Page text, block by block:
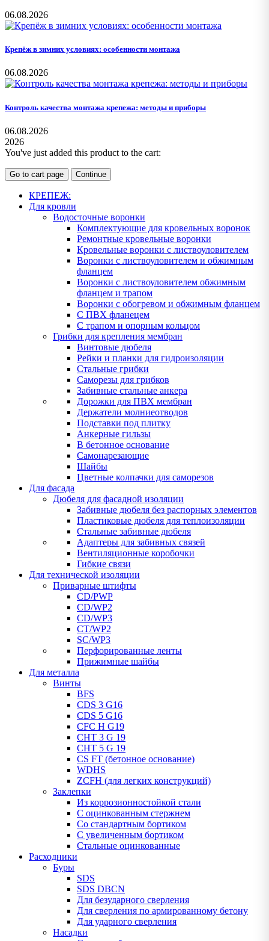
06.08.2026
Крепёж в зимних условиях: особенности монтажа
06.08.2026
Контроль качества монтажа крепежа: методы и приборы
06.08.2026
2026
You've just added this product to the cart:
Go to cart page Continue
КРЕПЕЖ:
Для кровли
Водосточные воронки
Комплектующие для кровельных воронок
Ремонтные кровельные воронки
Кровельные воронки с листвоуловителем
Воронки с листвоуловителем и обжимным
фланцем
Воронки с листвоуловителем обжимным
фланцем и трапом
Воронки с обогревом и обжимным фланцем
С ПВХ фланецем
С трапом и опорным кольцом
Грибки для крепления мембран
Винтовые дюбеля
Рейки и планки для гидроизоляции
Стальные грибки
Саморезы для грибков
Забивные стальные анкера
Дорожки для ПВХ мембран
Держатели молниеотводов
Подставки под плитку
Анкерные гильзы
В бетонное основание
Самонарезающие
Шайбы
Цветные колпачки для саморезов
Для фасада
Дюбеля для фасадной изоляции
Забивные дюбеля без распорных элементов
Пластиковые дюбеля для теплоизоляции
Стальные забивные дюбеля
Адаптеры для забивных связей
Вентиляционные коробочки
Гибкие связи
Для технической изоляции
Приварные штифты
CD/PWP
CD/WP2
CD/WP3
CT/WP2
SC/WP3
Перфорированные ленты
Прижимные шайбы
Для металла
Винты
BFS
CDS 3 G16
CDS 5 G16
CFC H G19
CHT 3 G 19
CHT 5 G 19
CS FT (бетонное основание)
WDHS
ZCFH (для легких конструкций)
Заклепки
Из коррозионностойкой стали
С оцинкованным стержнем
Со стандартным бортиком
С увеличенным бортиком
Стальные оцинкованные
Расходники
Буры
SDS
SDS DBCN
Для безударного сверления
Для сверления по армированному бетону
Для ударного сверления
Насадки